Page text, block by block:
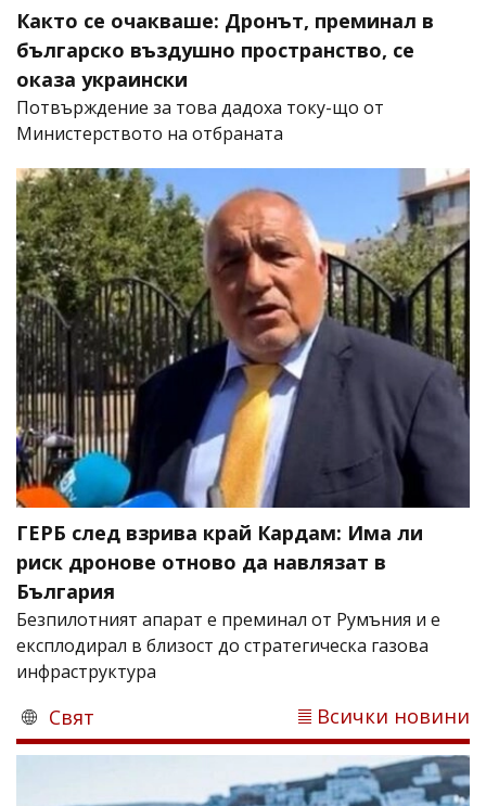
Както се очакваше: Дронът, преминал в
българско въздушно пространство, се
оказа украински
Потвърждение за това дадоха току-що от
Министерството на отбраната
ГЕРБ след взрива край Кардам: Има ли
риск дронове отново да навлязат в
България
Безпилотният апарат е преминал от Румъния и е
експлодирал в близост до стратегическа газова
инфраструктура
Свят Всички новини